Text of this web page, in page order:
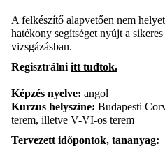
A felkészítő alapvetően nem
hatékony segítséget nyújt a
vizsgázásban.
Regisztrálni itt tudtok.
Képzés nyelve: angol
Kurzus helyszíne: Budapesti
terem, illetve V-VI-os terem
Tervezett időpontok, tananyag: